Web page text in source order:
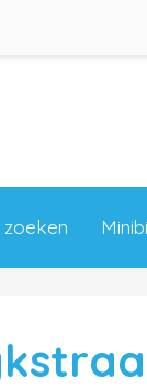
zoeken